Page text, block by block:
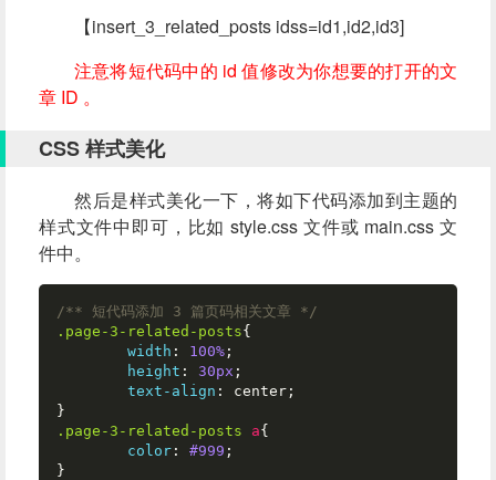
<?php
add_action(
nsert_3_related_posts_qtag'
【insert_3_related_posts idss=id1,id2,id3]
注意将短代码中的 id 值修改为你想要的打开的文
章 ID 。
CSS 样式美化
然后是样式美化一下，将如下代码添加到主题的
样式文件中即可，比如 style.css 文件或 main.css 文
件中。
/** 短代码添加 3 篇页码相关文章 */
.page-3-related-posts{
width : 100% ;
height : 30px ;
text-align : center;
.page-3-related-posts
a{
color : #999 ;